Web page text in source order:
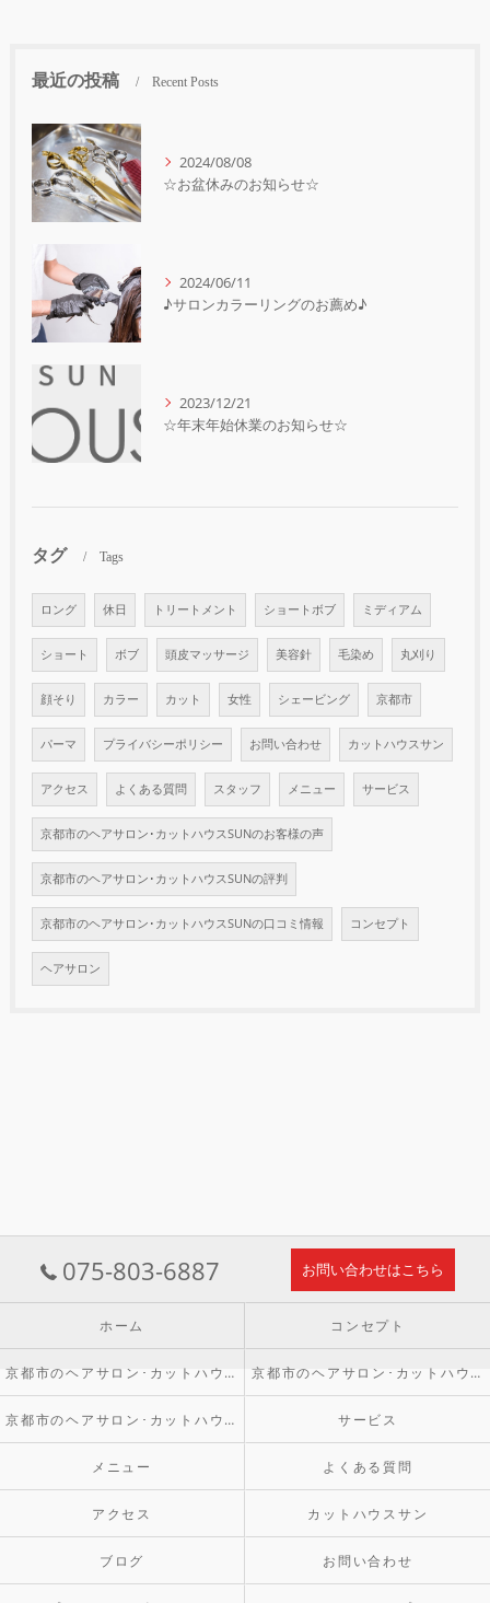
最近の投稿 Recent Posts
2024/08/08
☆お盆休みのお知らせ☆
2024/06/11
♪サロンカラーリングのお薦め♪
2023/12/21
☆年末年始休業のお知らせ☆
タグ Tags
ロング 休日 トリートメント ショートボブ ミディアム
ショート ボブ 頭皮マッサージ 美容針 毛染め 丸刈り
顔そり カラー カット 女性 シェービング 京都市
パーマ プライバシーポリシー お問い合わせ カットハウスサン
アクセス よくある質問 スタッフ メニュー サービス
京都市のヘアサロン･カットハウスSUNのお客様の声
京都市のヘアサロン･カットハウスSUNの評判
京都市のヘアサロン･カットハウスSUNの口コミ情報 コンセプト
ヘアサロン
075-803-6887 お問い合わせはこちら
ホーム コンセプト
京都市のヘアサロン･カットハウスSUNの口コミ情報 京都市のヘアサロン･カットハウスSUNの評判
京都市のヘアサロン･カットハウスSUNのお客様の声 サービス
メニュー よくある質問
アクセス カットハウスサン
ブログ お問い合わせ